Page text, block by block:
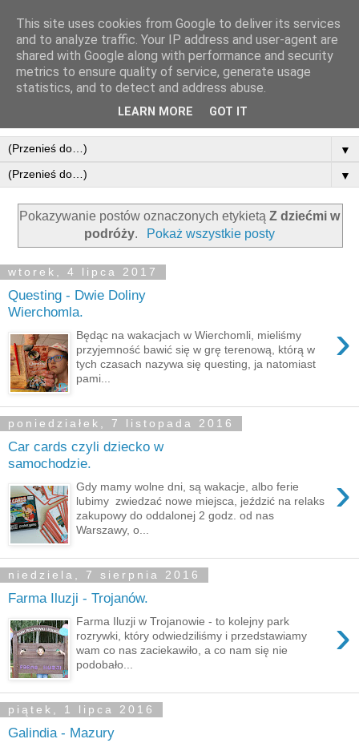
▼
▼
Pokazywanie postów oznaczonych etykietą Z dziećmi w
podróży. Pokaż wszystkie posty
wtorek, 4 lipca 2017
Questing - Dwie Doliny
Wierchomla.
›
Będąc na wakacjach w Wierchomli, mieliśmy
przyjemność bawić się w grę terenową, którą w
tych czasach nazywa się questing, ja natomiast
pami...
poniedziałek, 7 listopada 2016
Car cards czyli dziecko w
samochodzie.
›
Gdy mamy wolne dni, są wakacje, albo ferie
lubimy zwiedzać nowe miejsca, jeździć na relaks
zakupowy do oddalonej 2 godz. od nas
Warszawy, o...
niedziela, 7 sierpnia 2016
Farma Iluzji - Trojanów.
›
Farma Iluzji w Trojanowie - to kolejny park
rozrywki, który odwiedziliśmy i przedstawiamy
wam co nas zaciekawiło, a co nam się nie
podobało...
piątek, 1 lipca 2016
Galindia - Mazury
This site uses cookies from Google to deliver its services
and to analyze traffic. Your IP address and user-agent are
shared with Google along with performance and security
metrics to ensure quality of service, generate usage
statistics, and to detect and address abuse.
LEARN MORE GOT IT